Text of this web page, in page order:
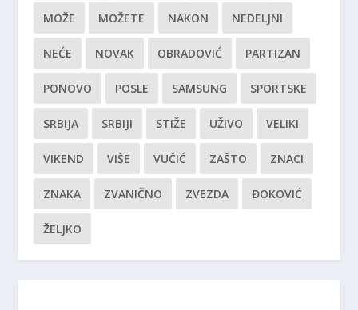
MOŽE MOŽETE NAKON NEDELJNI
NEĆE NOVAK OBRADOVIĆ PARTIZAN
PONOVO POSLE SAMSUNG SPORTSKE
SRBIJA SRBIJI STIŽE UŽIVO VELIKI
VIKEND VIŠE VUČIĆ ZAŠTO ZNACI
ZNAKA ZVANIČNO ZVEZDA ĐOKOVIĆ
ŽELJKO